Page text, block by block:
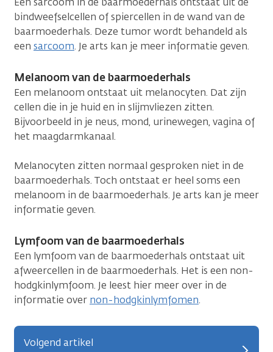
bindweefselcellen of spiercellen in de wand van de
baarmoederhals. Deze tumor wordt behandeld als
een sarcoom. Je arts kan je meer informatie geven.
Melanoom van de baarmoederhals
Een melanoom ontstaat uit melanocyten. Dat zijn
cellen die in je huid en in slijmvliezen zitten.
Bijvoorbeeld in je neus, mond, urinewegen, vagina of
het maagdarmkanaal.
Melanocyten zitten normaal gesproken niet in de
baarmoederhals. Toch ontstaat er heel soms een
melanoom in de baarmoederhals. Je arts kan je meer
informatie geven.
Lymfoom van de baarmoederhals
Een lymfoom van de baarmoederhals ontstaat uit
afweercellen in de baarmoederhals. Het is een non-
hodgkinlymfoom. Je leest hier meer over in de
informatie over non-hodgkinlymfomen.
Volgend artikel